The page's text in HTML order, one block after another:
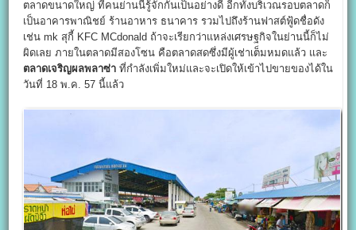
ตลาดขนาดใหญ่ ที่คนย่านนี้รู้จักกันเป็นอย่างดี อีกทั้งบริเวณรอบตลาดก็
เป็นอาคารพาณิชย์ ร้านอาหาร ธนาคาร รวมไปถึงร้านฟาสต์ฟู้ดชื่อดัง
เช่น mk สุกี้ KFC MCdonald ถ้าจะเรียกว่าแหล่งเศรษฐกิจในย่านนี้ก็ไม่
ผิดเลย ภายในตลาดมีสองโซน คือตลาดสดซึ่งมีผู้เช่าเต็มหมดแล้ว และ
ตลาดเจริญผลพลาซ่า ที่กำลังเพิ่มใหม่และจะเปิดให้เข้าไปขายของได้ใน
วันที่ 18 พ.ค. 57 นี้แล้ว